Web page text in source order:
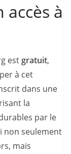
accès à
est gratuit,
à cet
dans une
la
par le
non seulement
mais